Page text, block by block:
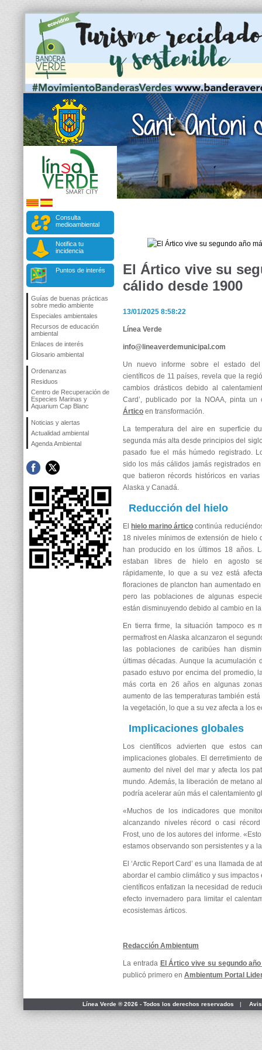
Consulta
medioambiental
Notifica tu
incidencia
Puntos de interés
Guías de buenas prácticas
sobre medio ambiente
Especiales ambientales
Recursos de educación
ambiental
Enlaces de interés
Glosario ambiental
Ordenanzas
Residuos
Centro de Recuperación de
Especies Marinas y
Aquarium Cap Blanc
Noticias y alertas
Actualidad ambiental
Agenda Ambiental
El Ártico vive su
cálido desde 1900
13/01/2025 8:58:22
Línea Verde
info@lineaverdemunicipal.com
Un nuevo informe sobre el estado
científicos de 11 países, revela que la
cambios drásticos debido al
Card’, publicado por la NOAA, pinta un
Ártico en transformación.
La temperatura del aire en superficie
segunda más alta desde principios del
pasado fue el más húmedo registrado.
sido los más cálidos jamás registrados
que batieron récords históricos en
Alaska y Canadá.
Reducción del hielo
El hielo marino ártico continúa
18 niveles mínimos de extensión de hielo
han producido en los últimos 18 años.
estaban libres de hielo en agosto
rápidamente, lo que a su vez está
floraciones de plancton han aumentado
pero las poblaciones de algunas
están disminuyendo debido al cambio en
En tierra firme, la situación tampoco es
permafrost en Alaska alcanzaron el
las poblaciones de caribúes han
últimas décadas. Aunque la acumulación
pasado estuvo por encima del promedio,
más corta en 26 años en algunas
aumento de las temperaturas también
la vegetación, lo que a su vez afecta a los
Implicaciones globales
Los científicos advierten que estos
implicaciones globales. El derretimiento
aumento del nivel del mar y afecta los
mundo. Además, la liberación de metano
podría acelerar aún más el calentamiento
«Muchos de los indicadores que
alcanzando niveles récord o casi
Frost, uno de los autores del informe.
estamos observando son persistentes y a
El ‘Arctic Report Card’ es una llamada de
abordar el cambio climático y sus
científicos enfatizan la necesidad de
efecto invernadero para limitar el
ecosistemas árticos.
Redacción Ambientum
La entrada El Ártico vive su segundo
publicó primero en Ambientum Portal
Línea Verde ® 2026 - Todos los derechos reservados |